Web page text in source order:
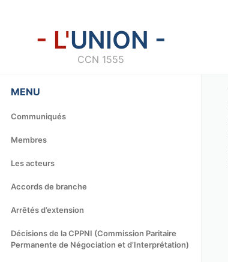
- L'UNION -
CCN 1555
MENU
Communiqués
Membres
Les acteurs
Accords de branche
Arrêtés d’extension
Décisions de la CPPNI (Commission Paritaire
Permanente de Négociation et d’Interprétation)